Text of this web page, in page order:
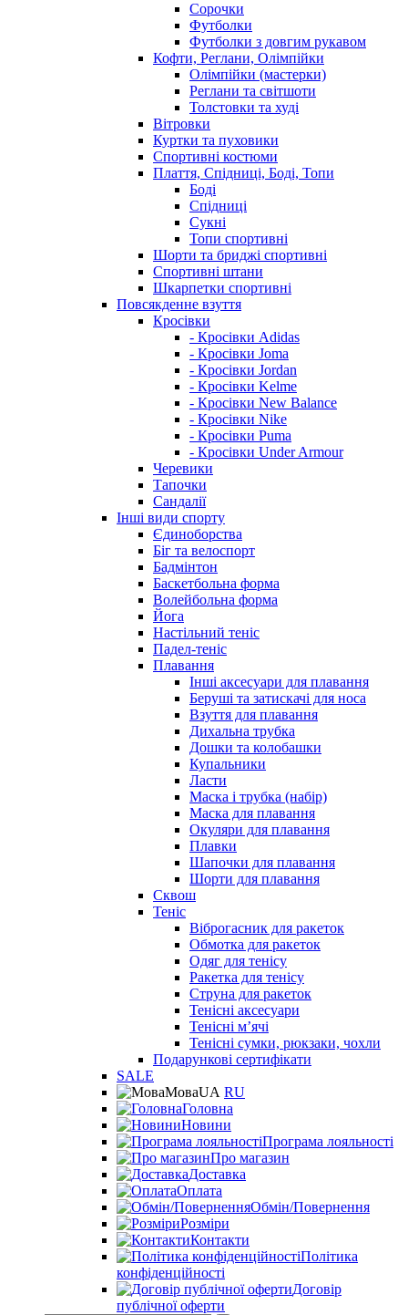
Сорочки
Футболки
Футболки з довгим рукавом
Кофти, Реглани, Олімпійки
Олімпійки (мастерки)
Реглани та світшоти
Толстовки та худі
Вітровки
Куртки та пуховики
Спортивні костюми
Плаття, Спідниці, Боді, Топи
Боді
Спідниці
Сукні
Топи спортивні
Шорти та бриджі спортивні
Спортивні штани
Шкарпетки спортивні
Повсякденне взуття
Кросівки
- Кросівки Adidas
- Кросівки Joma
- Кросівки Jordan
- Кросівки Kelme
- Кросівки New Balance
- Кросівки Nike
- Кросівки Puma
- Кросівки Under Armour
Черевики
Тапочки
Сандалії
Інші види спорту
Єдиноборства
Біг та велоспорт
Бадмінтон
Баскетбольна форма
Волейбольна форма
Йога
Настільний теніс
Падел-теніс
Плавання
Інші аксесуари для плавання
Беруші та затискачі для носа
Взуття для плавання
Дихальна трубка
Дошки та колобашки
Купальники
Ласти
Маска і трубка (набір)
Маска для плавання
Окуляри для плавання
Плавки
Шапочки для плавання
Шорти для плавання
Сквош
Теніс
Віброгасник для ракеток
Обмотка для ракеток
Одяг для тенісу
Ракетка для тенісу
Струна для ракеток
Тенісні аксесуари
Тенісні мʼячі
Тенісні сумки, рюкзаки, чохли
Подарункові сертифікати
SALE
МоваUA RU
Головна
Новини
Програма лояльності
Про магазин
Доставка
Оплата
Обмін/Повернення
Розміри
Контакти
Політика
конфіденційності
Договір
публічної оферти